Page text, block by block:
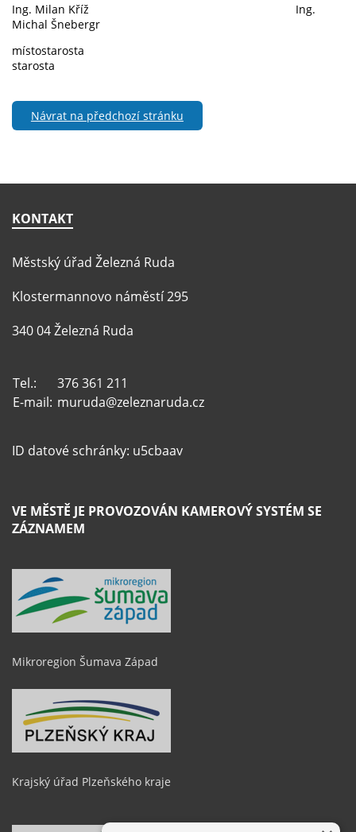
Ing. Milan Kříž Ing.
Michal Šnebergr
místostarosta
starosta
Návrat na předchozí stránku
KONTAKT
Městský úřad Železná Ruda
Klostermannovo náměstí 295
340 04 Železná Ruda
Tel.:
376 361 211
E-mail: muruda@zeleznaruda.cz
ID datové schránky: u5cbaav
VE MĚSTĚ JE PROVOZOVÁN KAMEROVÝ SYSTÉM SE
ZÁZNAMEM
Mikroregion Šumava Západ
Krajský úřad Plzeňského kraje